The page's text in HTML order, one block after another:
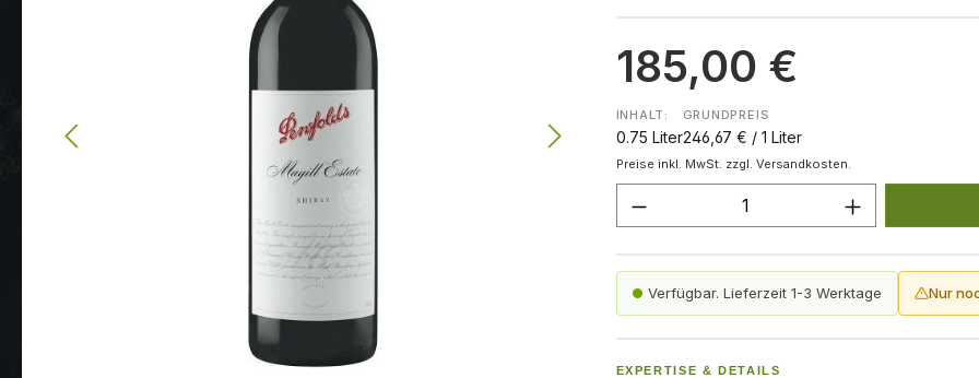
185,00 €
INHALT:
0.75 Liter
GRUNDPREIS
246,67 € / 1 Liter
Preise inkl. MwSt. zzgl. Versandkosten.
Produkt Anzahl: Gib den
Verfügbar. Lieferzeit 1-3 Werktage Nur
EXPERTISE & DETAILS